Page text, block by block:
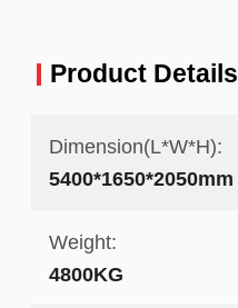
Product Details
Dimension(L*W*H):
5400*1650*2050mm
Weight:
4800KG